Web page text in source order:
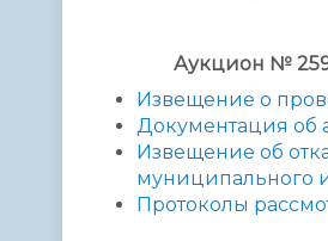
Аукцион №
Извещение о
Документация об
Извещение об
муниципального
Протоколы